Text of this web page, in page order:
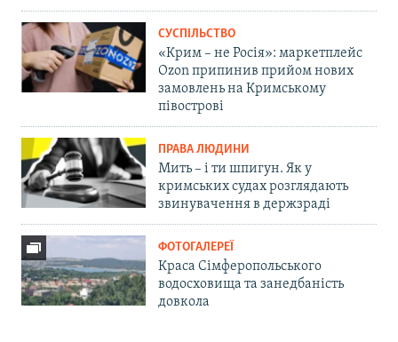
СУСПІЛЬСТВО
«Крим – не Росія»: маркетплейс
Ozon припинив прийом нових
замовлень на Кримському
півострові
ПРАВА ЛЮДИНИ
Мить – і ти шпигун. Як у
кримських судах розглядають
звинувачення в держзраді
ФОТОГАЛЕРЕЇ
Краса Сімферопольського
водосховища та занедбаність
довкола